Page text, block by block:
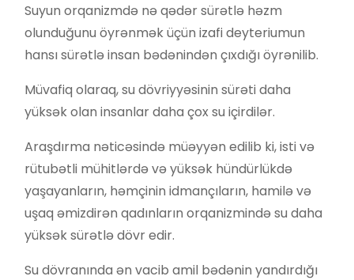
Suyun orqanizmdə nə qədər sürətlə həzm
olunduğunu öyrənmək üçün izafi deyteriumun
hansı sürətlə insan bədənindən çıxdığı öyrənilib.
Müvafiq olaraq, su dövriyyəsinin sürəti daha
yüksək olan insanlar daha çox su içirdilər.
Araşdırma nəticəsində müəyyən edilib ki, isti və
rütubətli mühitlərdə və yüksək hündürlükdə
yaşayanların, həmçinin idmançıların, hamilə və
uşaq əmizdirən qadınların orqanizmində su daha
yüksək sürətlə dövr edir.
Su dövranında ən vacib amil bədənin yandırdığı